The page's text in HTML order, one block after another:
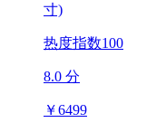
寸)
热度指数100
8.0 分
￥6499